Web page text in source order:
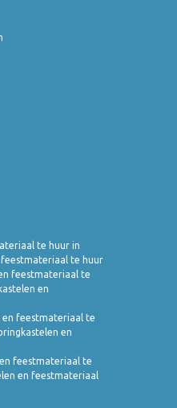
te huur in
feestmateriaal te huur
feestmateriaal te
en
en feestmateriaal te
en
feestmateriaal te
en feestmateriaal